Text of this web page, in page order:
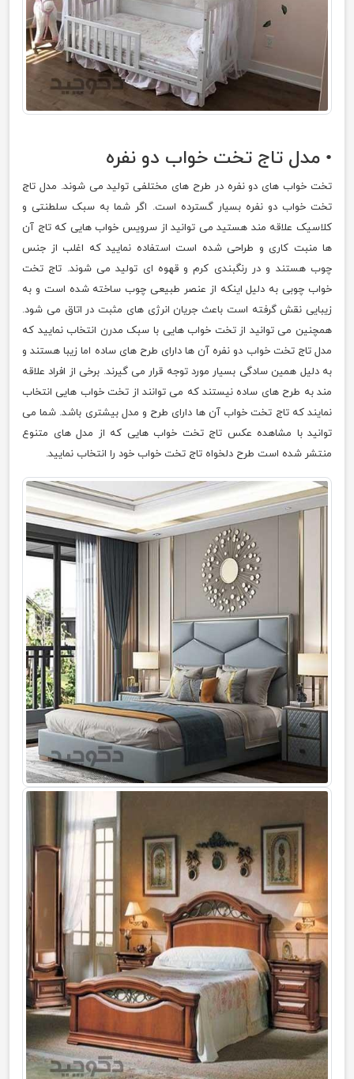
• مدل تاج تخت خواب دو نفره
تخت خواب های دو نفره در طرح های مختلفی تولید می شوند. مدل تاج
تخت خواب دو نفره بسیار گسترده است. اگر شما به سبک سلطنتی و
کلاسیک علاقه مند هستید می توانید از سرویس خواب هایی که تاج آن
ها منبت کاری و طراحی شده است استفاده نمایید که اغلب از جنس
چوب هستند و در رنگبندی کرم و قهوه ای تولید می شوند. تاج تخت
خواب چوبی به دلیل اینکه از عنصر طبیعی چوب ساخته شده است و به
زیبایی نقش گرفته است باعث جریان انرژی های مثبت در اتاق می شود.
همچنین می توانید از تخت خواب هایی با سبک مدرن انتخاب نمایید که
مدل تاج تخت خواب دو نفره آن ها دارای طرح های ساده اما زیبا هستند و
به دلیل همین سادگی بسیار مورد توجه قرار می گیرند. برخی از افراد علاقه
مند به طرح های ساده نیستند که می توانند از تخت خواب هایی انتخاب
نمایند که تاج تخت خواب آن ها دارای طرح و مدل بیشتری باشد. شما می
توانید با مشاهده عکس تاج تخت خواب هایی که از مدل های متنوع
منتشر شده است طرح دلخواه تاج تخت خواب خود را انتخاب نمایید.